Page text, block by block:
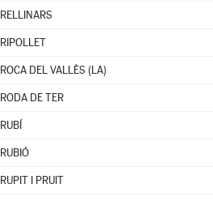
RELLINARS
RIPOLLET
ROCA DEL VALLÈS (LA)
RODA DE TER
RUBÍ
RUBIÓ
RUPIT I PRUIT